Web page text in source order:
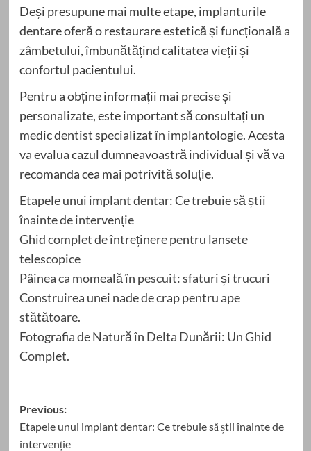
Deși presupune mai multe etape, implanturile
dentare oferă o restaurare estetică și funcțională a
zâmbetului, îmbunătățind calitatea vieții și
confortul pacientului.
Pentru a obține informații mai precise și
personalizate, este important să consultați un
medic dentist specializat în implantologie. Acesta
va evalua cazul dumneavoastră individual și vă va
recomanda cea mai potrivită soluție.
Etapele unui implant dentar: Ce trebuie să știi
înainte de intervenție
Ghid complet de întreținere pentru lansete
telescopice
Pâinea ca momeală în pescuit: sfaturi și trucuri
Construirea unei nade de crap pentru ape
stătătoare.
Fotografia de Natură în Delta Dunării: Un Ghid
Complet.
Post
navigation
Previous:
Etapele unui implant dentar: Ce trebuie să știi înainte de
intervenție